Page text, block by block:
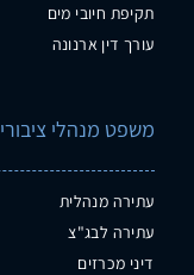
תקיפת חיובי מים
עורך דין ארנונה
משפט מנהלי ציבורי
עתירה מנהלית
עתירה לבג"צ
דיני מכרזים